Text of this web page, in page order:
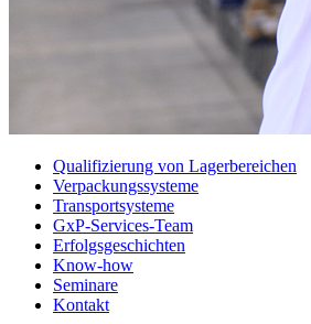
Qualifizierung von Lagerbereichen
Verpackungssysteme
Transportsysteme
GxP-Services-Team
Erfolgsgeschichten
Know-how
Seminare
Kontakt